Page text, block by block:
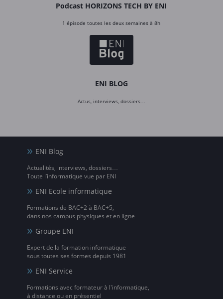
Podcast HORIZONS TECH BY ENI
1 épisode toutes les deux semaines à 8h
ENI BLOG
Actus, interviews, dossiers…
ENI Blog
Actualités, interviews, dossiers…
Toute l’informatique vue par ENI
ENI Ecole informatique
Formations de BAC+2 à BAC+5,
dans nos campus physiques et en ligne
Groupe ENI
Expert de la formation informatique
sous toutes ses formes depuis 1981
ENI Service
Formations avec formateur à l'informatique,
à distance ou en présentiel